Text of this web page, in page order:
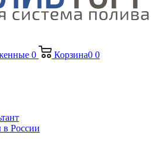
0 Корзина0 0
в России